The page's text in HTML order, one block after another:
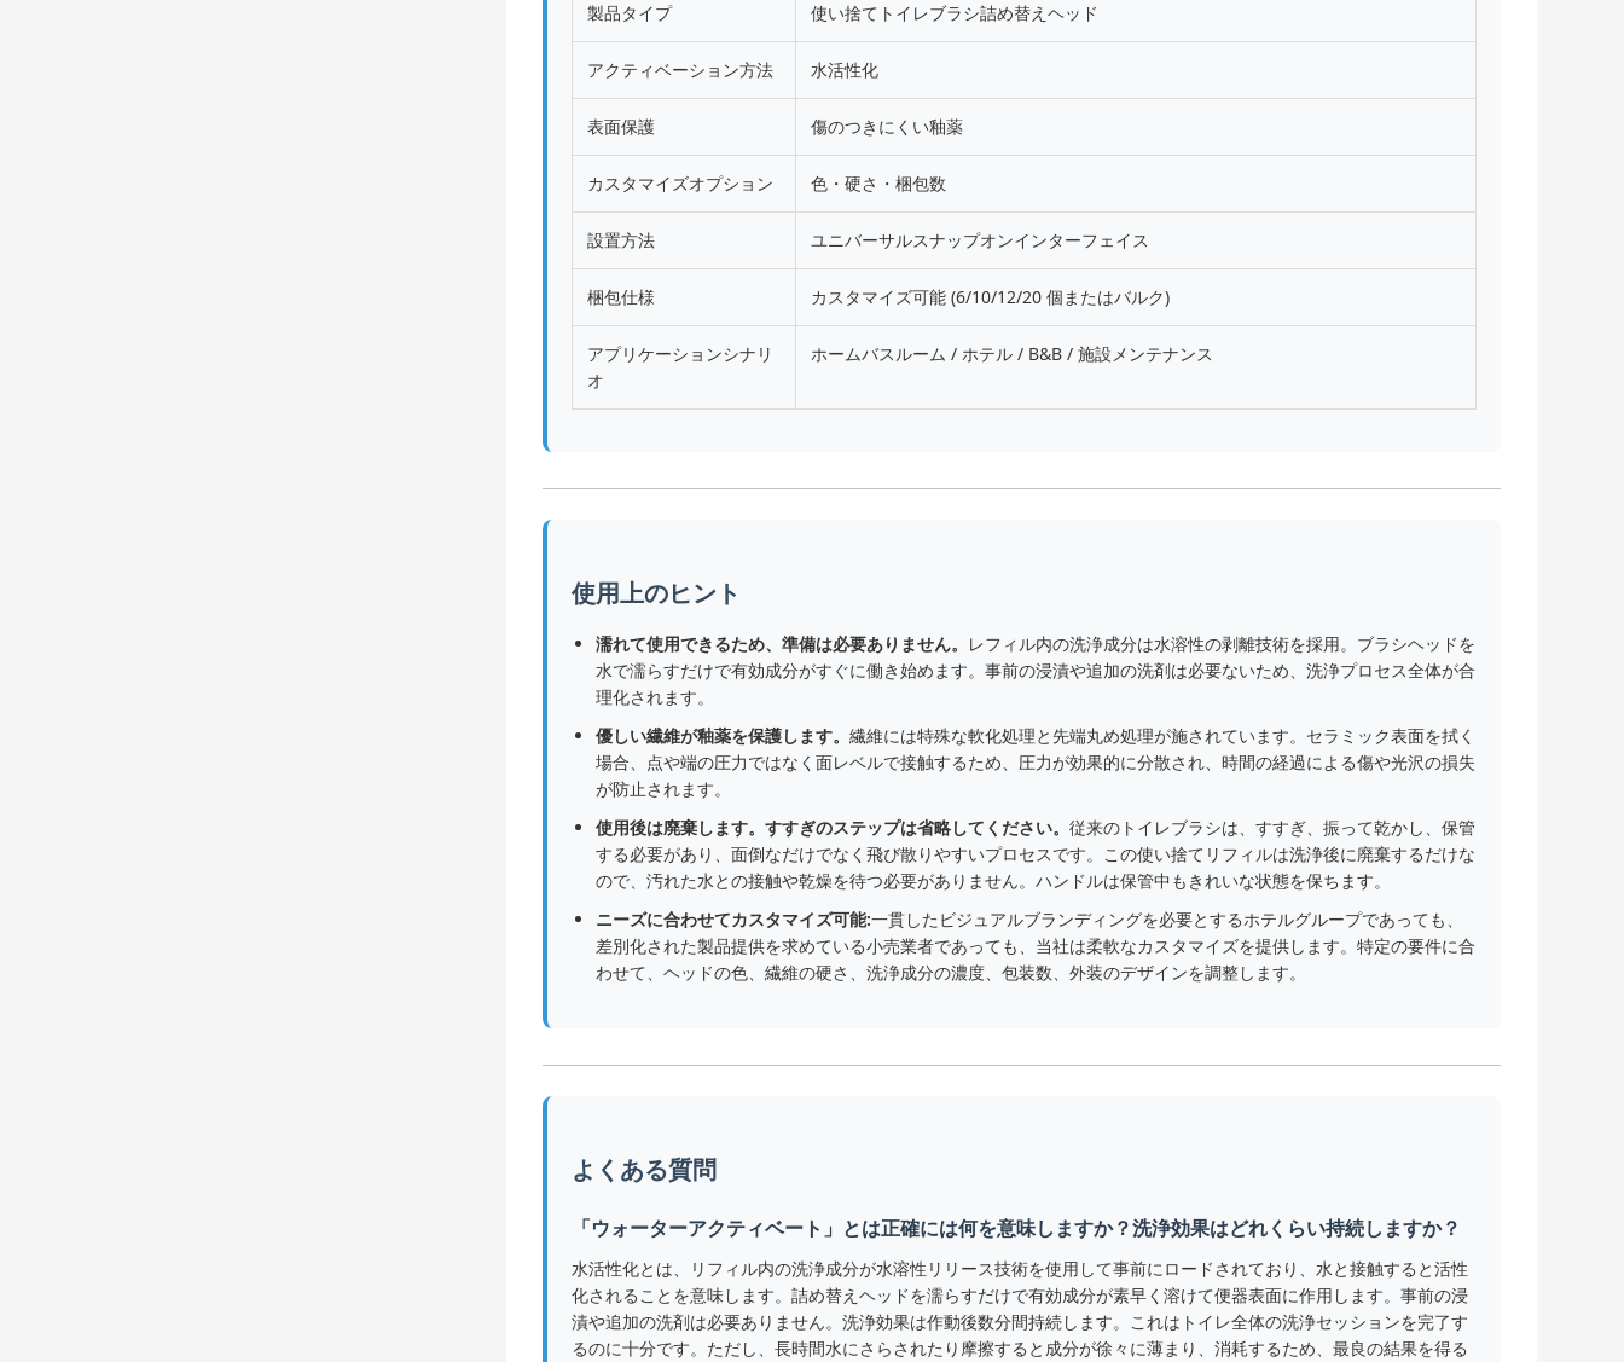
製品タイプ 使い捨てトイレブラシ詰め替えヘッド
アクティベーション方法 水活性化
表面保護 傷のつきにくい釉薬
カスタマイズオプション 色・硬さ・梱包数
設置方法 ユニバーサルスナップオンインターフェイス
梱包仕様 カスタマイズ可能 (6/10/12/20 個またはバルク)
アプリケーションシナリ
オ
ホームバスルーム / ホテル / B&B / 施設メンテナンス
使用上のヒント
濡れて使用できるため、準備は必要ありません。 レフィル内の洗浄成分は水溶性の剥離技術を採用。ブラシヘッドを
水で濡らすだけで有効成分がすぐに働き始めます。事前の浸漬や追加の洗剤は必要ないため、洗浄プロセス全体が合
理化されます。
優しい繊維が釉薬を保護します。 繊維には特殊な軟化処理と先端丸め処理が施されています。セラミック表面を拭く
場合、点や端の圧力ではなく面レベルで接触するため、圧力が効果的に分散され、時間の経過による傷や光沢の損失
が防止されます。
使用後は廃棄します。すすぎのステップは省略してください。 従来のトイレブラシは、すすぎ、振って乾かし、保管
する必要があり、面倒なだけでなく飛び散りやすいプロセスです。この使い捨てリフィルは洗浄後に廃棄するだけな
ので、汚れた水との接触や乾燥を待つ必要がありません。ハンドルは保管中もきれいな状態を保ちます。
ニーズに合わせてカスタマイズ可能:一貫したビジュアルブランディングを必要とするホテルグループであっても、
差別化された製品提供を求めている小売業者であっても、当社は柔軟なカスタマイズを提供します。特定の要件に合
わせて、ヘッドの色、繊維の硬さ、洗浄成分の濃度、包装数、外装のデザインを調整します。
よくある質問
「ウォーターアクティベート」とは正確には何を意味しますか？洗浄効果はどれくらい持続しますか？
水活性化とは、リフィル内の洗浄成分が水溶性リリース技術を使用して事前にロードされており、水と接触すると活性
化されることを意味します。詰め替えヘッドを濡らすだけで有効成分が素早く溶けて便器表面に作用します。事前の浸
漬や追加の洗剤は必要ありません。洗浄効果は作動後数分間持続します。これはトイレ全体の洗浄セッションを完了す
るのに十分です。ただし、長時間水にさらされたり摩擦すると成分が徐々に薄まり、消耗するため、最良の結果を得る